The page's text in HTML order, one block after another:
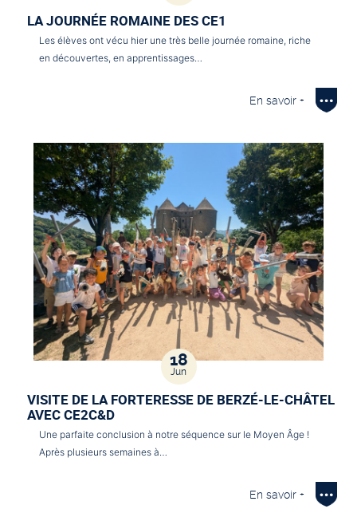
LA JOURNÉE ROMAINE DES CE1
Les élèves ont vécu hier une très belle journée romaine, riche
en découvertes, en apprentissages…
En savoir +
18
Jun
VISITE DE LA FORTERESSE DE BERZÉ-LE-CHÂTEL
AVEC CE2C&D
Une parfaite conclusion à notre séquence sur le Moyen Âge !
Après plusieurs semaines à…
En savoir +